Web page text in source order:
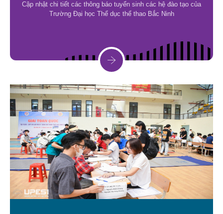
Cập nhật chi tiết các thông báo tuyển sinh các hệ đào tạo của
Trường Đại học Thể dục thể thao Bắc Ninh